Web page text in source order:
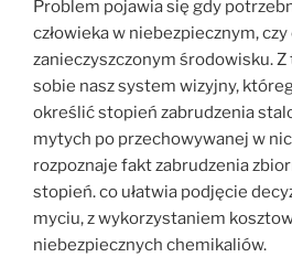
Problem pojawia się gdy
człowieka w niebezpiecznym,
zanieczyszczonym środowisku. Z
sobie nasz system wizyjny,
określić stopień zabrudzenia
mytych po przechowywanej w
rozpoznaje fakt zabrudzenia
stopień. co ułatwia podjęcie
myciu, z wykorzystaniem
niebezpiecznych chemikaliów.